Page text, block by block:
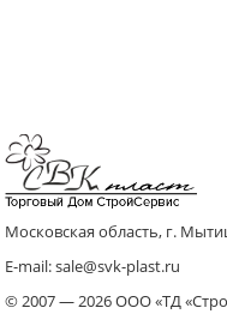
Московская область, г.
E-mail: sale@svk-plast.ru
© 2007 — 2026 ООО «ТД